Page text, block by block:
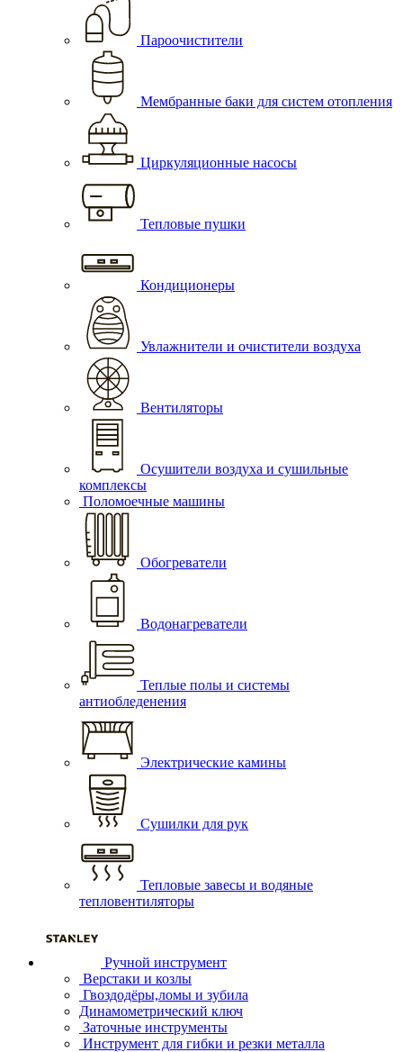
Пароочистители
Мембранные баки для систем отопления
Циркуляционные насосы
Тепловые пушки
Кондиционеры
Увлажнители и очистители воздуха
Вентиляторы
Осушители воздуха и сушильные
комплексы
Поломоечные машины
Обогреватели
Водонагреватели
Теплые полы и системы
антиобледенения
Электрические камины
Сушилки для рук
Тепловые завесы и водяные
тепловентиляторы
Ручной инструмент
Верстаки и козлы
Гвоздодёры,ломы и зубила
Динамометрический ключ
Заточные инструменты
Инструмент для гибки и резки металла